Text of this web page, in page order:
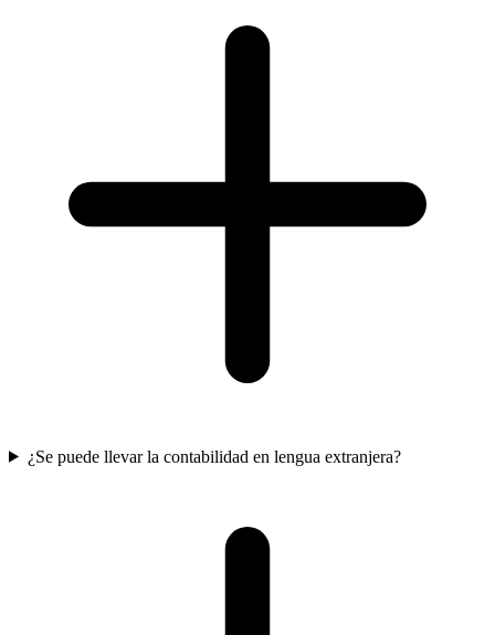
¿Se puede llevar la contabilidad en lengua extranjera?